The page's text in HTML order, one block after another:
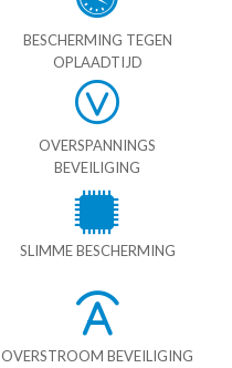
BESCHERMING TEGEN
OPLAADTIJD
OVERSPANNINGS
BEVEILIGING
SLIMME BESCHERMING
OVERSTROOM BEVEILIGING